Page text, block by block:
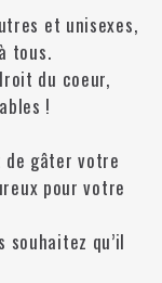
et unisexes,
tous.
du coeur,
!
de gâter votre
pour votre
souhaitez qu’il